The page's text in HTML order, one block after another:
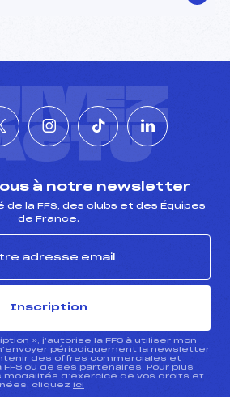
à notre newsletter
de la FFS, des clubs et des Équipes
de France.
Inscription
», j’autorise la FFS à utiliser mon
périodiquement la newsletter
des offres commerciales et
ou de ses partenaires. Pour plus
modalités d’exercice de vos droits et
cliquez ici